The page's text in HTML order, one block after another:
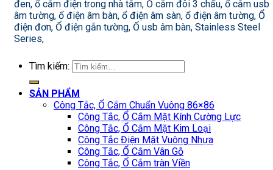
đen, ổ cắm điện trong nhà tắm, Ổ cắm đôi 3 chấu, ổ cắm usb
âm tường, ổ điện âm bàn, ổ điện âm sàn, ổ điện âm tường, Ổ
điện đơn, Ổ điện gắn tường, Ổ usb âm bàn, Stainless Steel
Series,
Tìm kiếm:
SẢN PHẨM
Công Tắc, Ổ Cắm Chuẩn Vuông 86×86
Công Tắc, Ổ Cắm Mặt Kính Cường Lực
Công Tắc, Ổ Cắm Mặt Kim Loại
Công Tắc Điện Mặt Vuông Nhựa
Công Tắc, Ổ Cắm Vân Gỗ
Công Tắc, Ổ Cắm tràn Viền